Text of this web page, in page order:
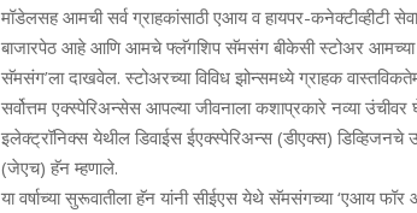
मॉडेलसह आमची सर्व ग्राहकांसाठी एआय व हायपर-कनेक्‍टीव्‍हीटी
बाजारपेठ आहे आणि आमचे फ्लॅगशिप सॅमसंग बीकेसी स्‍टोअर आमच्‍या
सॅमसंग’ला दाखवेल. स्‍टोअरच्‍या विविध झोन्‍समध्‍ये ग्राहक
सर्वोत्तम एक्‍स्‍पेरिअन्‍सेस आपल्‍या जीवनाला कशाप्रकारे नव्‍या
इलेक्‍ट्रॉनिक्‍स येथील डिवाईस ईएक्‍स्‍पेरिअन्‍स (डीएक्‍स) डिव्हिजनचे
(जेएच) हॅन म्‍हणाले.
या वर्षाच्‍या सुरूवातीला हॅन यांनी सीईएस येथे सॅमसंगच्‍या ‘एआय